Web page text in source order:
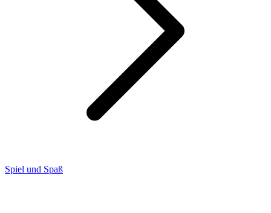
Spiel und Spaß